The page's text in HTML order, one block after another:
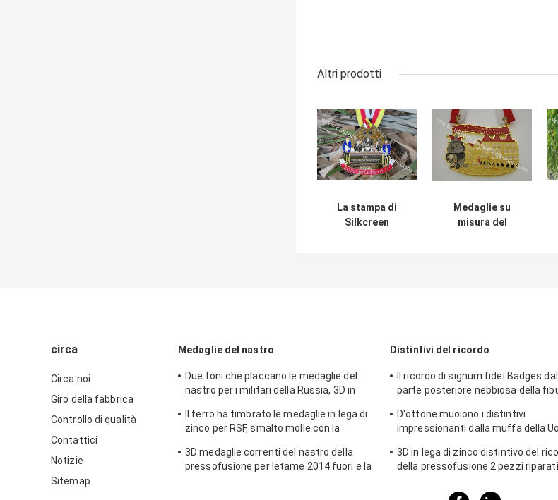
Altri prodotti
La stampa di
Silkcreen
Medaglie su
misura del
circa
Circa noi
Giro della fabbrica
Controllo di qualità
Contattici
Notizie
Sitemap
Medaglie del nastro
Due toni che placcano le medaglie del
nastro per i militari della Russia, 3D in
Il ferro ha timbrato le medaglie in lega di
zinco per RSF, smalto molle con la
3D medaglie correnti del nastro della
pressofusione per letame 2014 fuori e la
Distintivi del ricordo
Il ricordo di signum fidei Badges
parte posteriore nebbiosa della
D'ottone muoiono i distintivi
impressionanti dalla muffa della
ricordo
3D in lega di zinco distintivo del
della pressofusione 2 pezzi riparati